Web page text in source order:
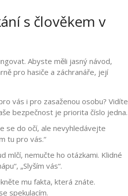
s člověkem v
Abyste měli jasný návod,
pro hasiče a záchranáře, její
vás i pro zasaženou osobu? Vidíte
bezpečnost je priorita číslo jedna.
se do očí, ale nevyhledávejte
tu pro vás.“
mlčí, nemučte ho otázkami. Klidné
„Slyším vás“.
mu fakta, která znáte.
spekulacím.